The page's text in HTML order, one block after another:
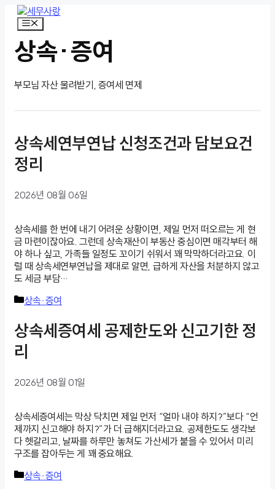
메
뉴
상속·증여
부모님 자산 물려받기, 증여세 면제
상속세연부연납 신청조건과 담보요건
정리
2026년 08월 06일
상속세를 한 번에 내기 어려운 상황이면, 제일 먼저 떠오르는 게 현
금 마련이잖아요. 그런데 상속재산이 부동산 중심이면 매각부터 해
야 하나 싶고, 가족들 일정도 꼬이기 쉬워서 꽤 막막하더라고요. 이
럴 때 상속세연부연납을 제대로 알면, 급하게 자산을 처분하지 않고
도 세금 부담…
카
고
리
상속·증여
상속세증여세 공제한도와 신고기한 정
리
2026년 08월 01일
상속세증여세는 막상 닥치면 제일 먼저 “얼마 내야 하지?”보다 “언
제까지 신고해야 하지?”가 더 급해지더라고요. 공제한도도 생각보
다 헷갈리고, 날짜를 하루만 놓쳐도 가산세가 붙을 수 있어서 미리
구조를 잡아두는 게 꽤 중요해요.
카
상속·증여